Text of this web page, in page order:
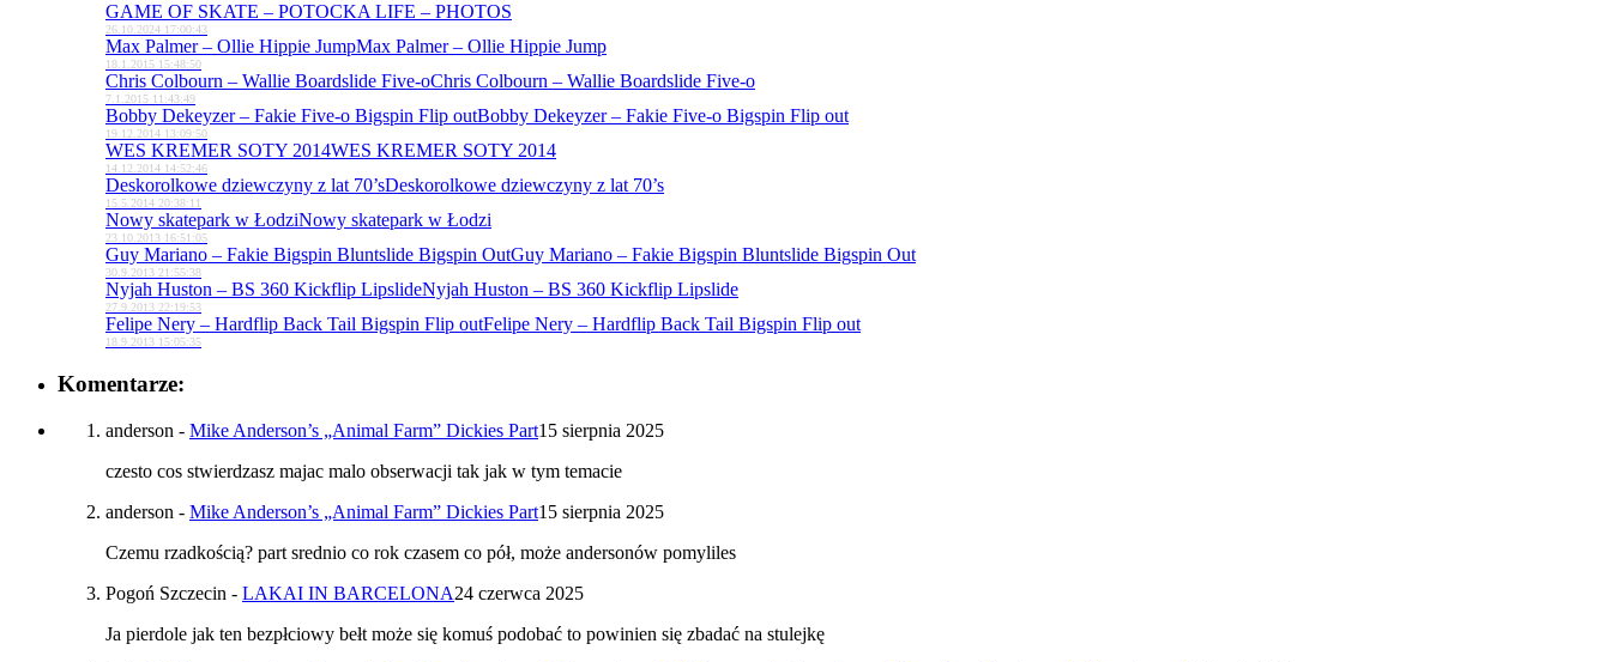
GAME OF SKATE – POTOCKA LIFE – PHOTOS
26.10.2024 17:00:43
Max Palmer – Ollie Hippie JumpMax Palmer – Ollie Hippie Jump
18.1.2015 15:48:50
Chris Colbourn – Wallie Boardslide Five-oChris Colbourn – Wallie Boardslide Five-o
7.1.2015 11:43:49
Bobby Dekeyzer – Fakie Five-o Bigspin Flip outBobby Dekeyzer – Fakie Five-o Bigspin Flip out
19.12.2014 13:09:50
WES KREMER SOTY 2014WES KREMER SOTY 2014
14.12.2014 14:52:46
Deskorolkowe dziewczyny z lat 70’sDeskorolkowe dziewczyny z lat 70’s
15.5.2014 20:38:11
Nowy skatepark w ŁodziNowy skatepark w Łodzi
23.10.2013 16:51:05
Guy Mariano – Fakie Bigspin Bluntslide Bigspin OutGuy Mariano – Fakie Bigspin Bluntslide Bigspin Out
30.9.2013 21:55:38
Nyjah Huston – BS 360 Kickflip LipslideNyjah Huston – BS 360 Kickflip Lipslide
27.9.2013 22:19:53
Felipe Nery – Hardflip Back Tail Bigspin Flip outFelipe Nery – Hardflip Back Tail Bigspin Flip out
18.9.2013 15:05:35
Komentarze:
anderson - Mike Anderson’s „Animal Farm” Dickies Part15 sierpnia 2025
czesto cos stwierdzasz majac malo obserwacji tak jak w tym temacie
anderson - Mike Anderson’s „Animal Farm” Dickies Part15 sierpnia 2025
Czemu rzadkością? part srednio co rok czasem co pół, może andersonów pomyliles
Pogoń Szczecin - LAKAI IN BARCELONA24 czerwca 2025
Ja pierdole jak ten bezpłciowy bełt może się komuś podobać to powinien się zbadać na stulejkę